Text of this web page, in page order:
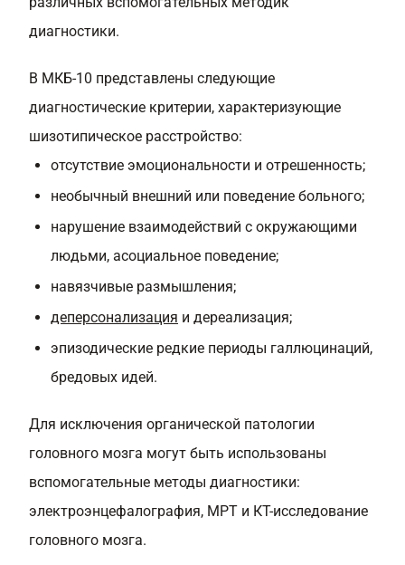
диагностики.
В МКБ-10 представлены следующие
диагностические критерии, характеризующие
шизотипическое расстройство:
отсутствие эмоциональности и отрешенность;
необычный внешний или поведение больного;
нарушение взаимодействий с окружающими
людьми, асоциальное поведение;
навязчивые размышления;
деперсонализация и дереализация;
эпизодические редкие периоды галлюцинаций,
бредовых идей.
Для исключения органической патологии
головного мозга могут быть использованы
вспомогательные методы диагностики:
электроэнцефалография, МРТ и КТ-исследование
головного мозга.